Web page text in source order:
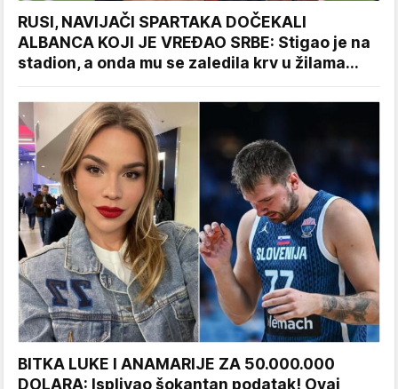
RUSI, NAVIJAČI SPARTAKA DOČEKALI
ALBANCA KOJI JE VREĐAO SRBE: Stigao je na
stadion, a onda mu se zaledila krv u žilama...
BITKA LUKE I ANAMARIJE ZA 50.000.000
DOLARA: Isplivao šokantan podatak! Ovaj